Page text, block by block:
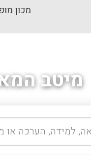
מכון
מיטב